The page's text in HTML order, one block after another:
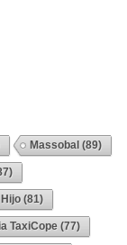
Massobal (89)
(81)
TaxiCope (77)